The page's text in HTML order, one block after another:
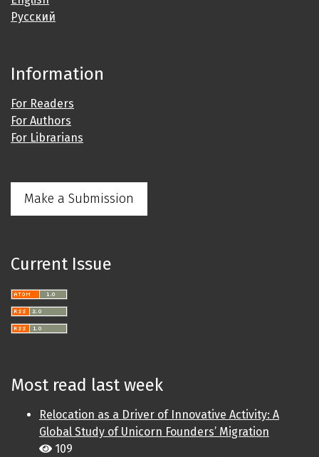
Русский
Information
For Readers
For Authors
For Librarians
Make a Submission
Current Issue
Most read last week
Relocation as a Driver of Innovative Activity: A
Global Study of Unicorn Founders’ Migration
109